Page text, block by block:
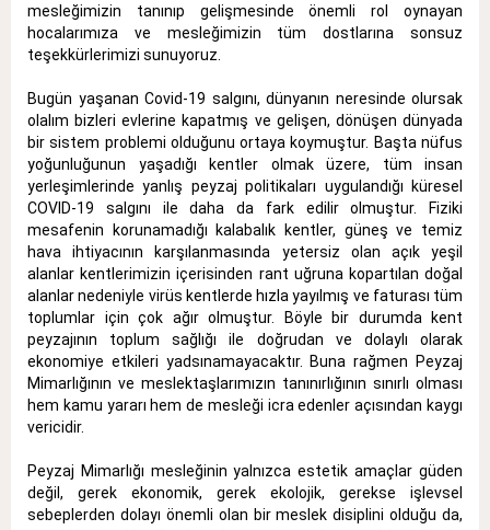
mesleğimizin tanınıp gelişmesinde önemli rol oynayan
hocalarımıza ve mesleğimizin tüm dostlarına sonsuz
teşekkürlerimizi sunuyoruz.
Bugün yaşanan Covid-19 salgını, dünyanın neresinde olursak
olalım bizleri evlerine kapatmış ve gelişen, dönüşen dünyada
bir sistem problemi olduğunu ortaya koymuştur. Başta nüfus
yoğunluğunun yaşadığı kentler olmak üzere, tüm insan
yerleşimlerinde yanlış peyzaj politikaları uygulandığı küresel
COVID-19 salgını ile daha da fark edilir olmuştur. Fiziki
mesafenin korunamadığı kalabalık kentler, güneş ve temiz
hava ihtiyacının karşılanmasında yetersiz olan açık yeşil
alanlar kentlerimizin içerisinden rant uğruna kopartılan doğal
alanlar nedeniyle virüs kentlerde hızla yayılmış ve faturası tüm
toplumlar için çok ağır olmuştur. Böyle bir durumda kent
peyzajının toplum sağlığı ile doğrudan ve dolaylı olarak
ekonomiye etkileri yadsınamayacaktır. Buna rağmen Peyzaj
Mimarlığının ve meslektaşlarımızın tanınırlığının sınırlı olması
hem kamu yararı hem de mesleği icra edenler açısından kaygı
vericidir.
Peyzaj Mimarlığı mesleğinin yalnızca estetik amaçlar güden
değil, gerek ekonomik, gerek ekolojik, gerekse işlevsel
sebeplerden dolayı önemli olan bir meslek disiplini olduğu da,